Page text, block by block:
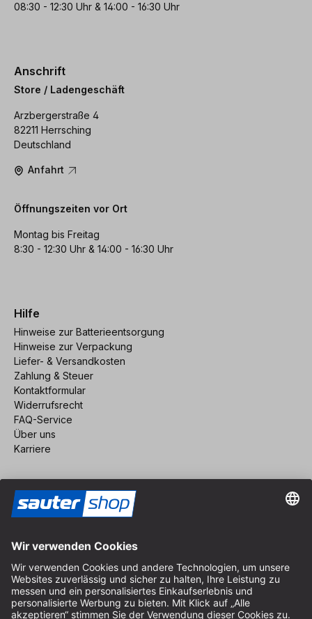
08:30 - 12:30 Uhr & 14:00 - 16:30 Uhr
Anschrift
Store / Ladengeschäft
Arzbergerstraße 4
82211 Herrsching
Deutschland
Anfahrt
Öffnungszeiten vor Ort
Montag bis Freitag
8:30 - 12:30 Uhr & 14:00 - 16:30 Uhr
Hilfe
Hinweise zur Batterieentsorgung
Hinweise zur Verpackung
Liefer- & Versandkosten
Zahlung & Steuer
Kontaktformular
Widerrufsrecht
FAQ-Service
Über uns
Karriere
Impressum
AGB
Datenschutz